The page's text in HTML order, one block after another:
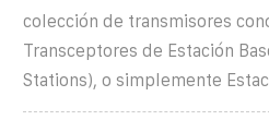
colección de transmisores
Transceptores de Estación
Stations), o simplemente